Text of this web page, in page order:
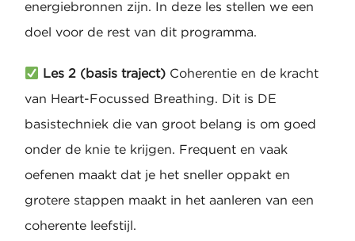
energiebronnen zijn. In deze les stellen we een
doel voor de rest van dit programma.
Les 2 (basis traject) Coherentie en de kracht
van Heart-Focussed Breathing. Dit is DE
basistechniek die van groot belang is om goed
onder de knie te krijgen. Frequent en vaak
oefenen maakt dat je het sneller oppakt en
grotere stappen maakt in het aanleren van een
coherente leefstijl.